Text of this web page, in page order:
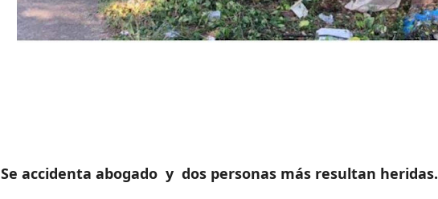
Se accidenta abogado y dos personas más resultan heridas.